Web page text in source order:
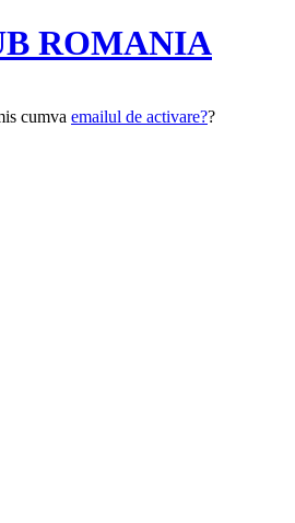
ROMANIA
cumva emailul de activare??